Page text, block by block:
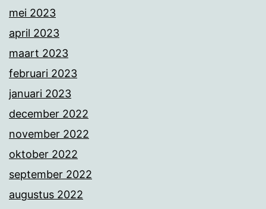
mei 2023
april 2023
maart 2023
februari 2023
januari 2023
december 2022
november 2022
oktober 2022
september 2022
augustus 2022